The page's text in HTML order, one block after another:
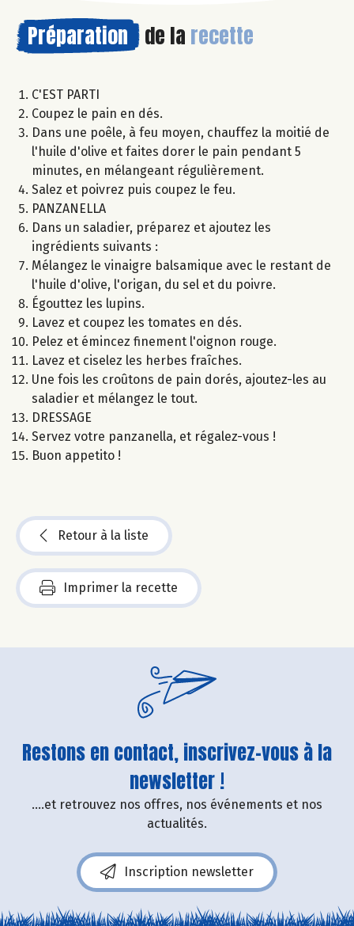
Préparation de la recette
C'EST PARTI
Coupez le pain en dés.
Dans une poêle, à feu moyen, chauffez la moitié de
l'huile d'olive et faites dorer le pain pendant 5
minutes, en mélangeant régulièrement.
Salez et poivrez puis coupez le feu.
PANZANELLA
Dans un saladier, préparez et ajoutez les
ingrédients suivants :
Mélangez le vinaigre balsamique avec le restant de
l'huile d'olive, l'origan, du sel et du poivre.
Égouttez les lupins.
Lavez et coupez les tomates en dés.
Pelez et émincez finement l'oignon rouge.
Lavez et ciselez les herbes fraîches.
Une fois les croûtons de pain dorés, ajoutez-les au
saladier et mélangez le tout.
DRESSAGE
Servez votre panzanella, et régalez-vous !
Buon appetito !
Retour à la liste
Imprimer la recette
Restons en contact, inscrivez-vous à la
newsletter !
....et retrouvez nos offres, nos événements et nos
actualités.
Inscription newsletter